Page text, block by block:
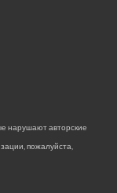
нарушают авторские
пожалуйста,